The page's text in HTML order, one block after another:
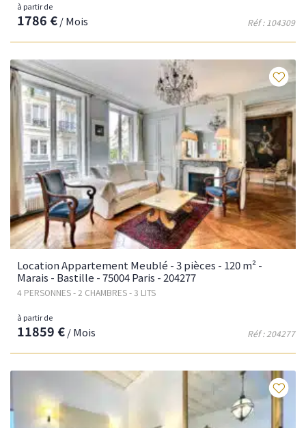
Réf : 104309
à partir de
1786 €/ Mois
Location Appartement Meublé - 3 pièces - 120 m² -
Marais - Bastille - 75004 Paris - 204277
4 PERSONNES - 2 CHAMBRES - 3 LITS
Réf : 204277
à partir de
11859 €/ Mois